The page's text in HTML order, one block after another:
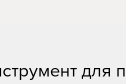
для